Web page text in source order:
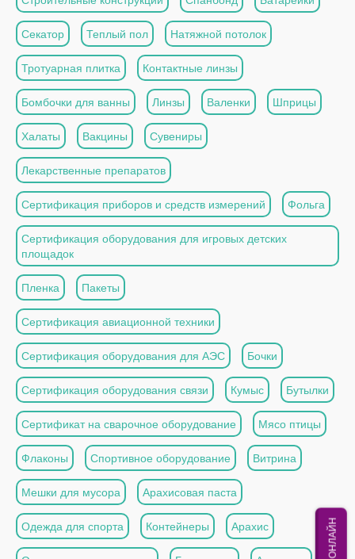
Секатор Теплый пол Натяжной потолок
Тротуарная плитка Контактные линзы
Бомбочки для ванны Линзы Валенки Шприцы
Халаты Вакцины Сувениры
Лекарственные препаратов
Сертификация приборов и средств измерений Фольга
Сертификация оборудования для игровых детских
площадок
Пленка Пакеты
Сертификация авиационной техники
Сертификация оборудования для АЭС Бочки
Сертификация оборудования связи Кумыс Бутылки
Сертификат на сварочное оборудование Мясо птицы
Флаконы Спортивное оборудование Витрина
Мешки для мусора Арахисовая паста
Одежда для спорта Контейнеры Арахис